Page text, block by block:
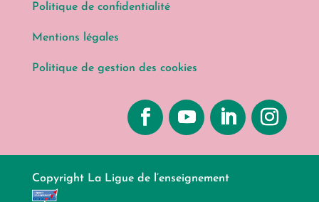
Politique de confidentialité
Mentions légales
Politique de gestion des cookies
Copyright La Ligue de l’enseignement